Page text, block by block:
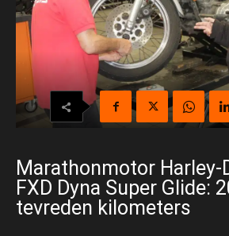
Marathonmotor Harley-
FXD Dyna Super Glide:
tevreden kilometers